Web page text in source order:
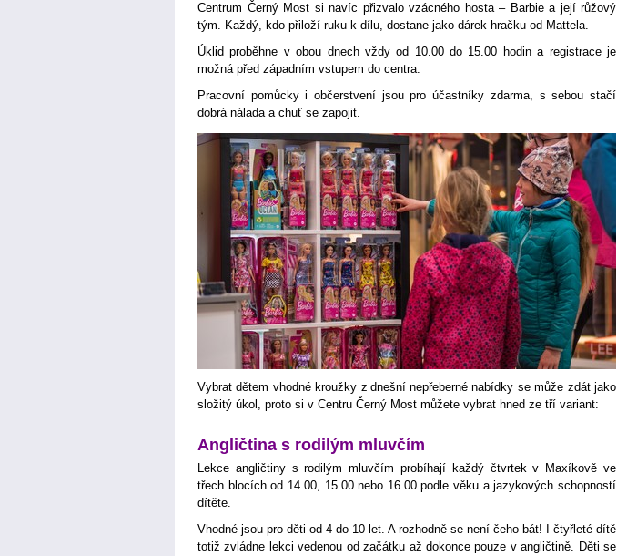
Centrum Černý Most si navíc přizvalo vzácného hosta – Barbie a její růžový
tým. Každý, kdo přiloží ruku k dílu, dostane jako dárek hračku od Mattela.
Úklid proběhne v obou dnech vždy od 10.00 do 15.00 hodin a registrace je
možná před západním vstupem do centra.
Pracovní pomůcky i občerstvení jsou pro účastníky zdarma, s sebou stačí
dobrá nálada a chuť se zapojit.
Vybrat dětem vhodné kroužky z dnešní nepřeberné nabídky se může zdát jako
složitý úkol, proto si v Centru Černý Most můžete vybrat hned ze tří variant:
Angličtina s rodilým mluvčím
Lekce angličtiny s rodilým mluvčím probíhají každý čtvrtek v Maxíkově ve
třech blocích od 14.00, 15.00 nebo 16.00 podle věku a jazykových schopností
dítěte.
Vhodné jsou pro děti od 4 do 10 let. A rozhodně se není čeho bát! I čtyřleté dítě
totiž zvládne lekci vedenou od začátku až dokonce pouze v angličtině. Děti se